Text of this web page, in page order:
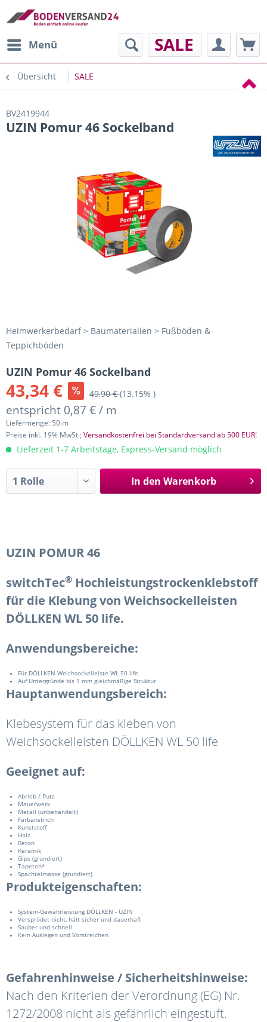
Menü SALE
Übersicht SALE
BV2419944
UZIN Pomur 46 Sockelband
Heimwerkerbedarf > Baumaterialien > Fußböden &
Teppichböden
UZIN Pomur 46 Sockelband
43,34 € 49,90 €(13.15% )
entspricht 0,87 € / m
Liefermenge: 50 m
Preise inkl. 19% MwSt.;Versandkostenfrei bei Standardversand ab 500 EUR!
Lieferzeit 1-7 Arbeitstage, Express-Versand möglich
In den Warenkorb
UZIN POMUR 46
switchTec® Hochleistungstrockenklebstoff
für die Klebung von Weichsockelleisten
DÖLLKEN WL 50 life.
Anwendungsbereiche:
Für DÖLLKEN Weichsockelleiste WL 50 life
Auf Untergründe bis 1 mm gleichmäßige Struktur
Hauptanwendungsbereich:
Klebesystem für das kleben von
Weichsockelleisten DÖLLKEN WL 50 life
Geeignet auf:
Abrieb / Putz
Mauerwerk
Metall (unbehandelt)
Farbanstrich
Kunststoff
Holz
Beton
Keramik
Gips (grundiert)
Tapeten*
Spachtelmasse (grundiert)
Produkteigenschaften:
System-Gewährleistung DÖLLKEN - UZIN
Versprödet nicht, hält sicher und dauerhaft
Sauber und schnell
Kein Auslegen und Vorstreichen
Gefahrenhinweise / Sicherheitshinweise:
Nach den Kriterien der Verordnung (EG) Nr.
1272/2008 nicht als gefährlich eingestuft.